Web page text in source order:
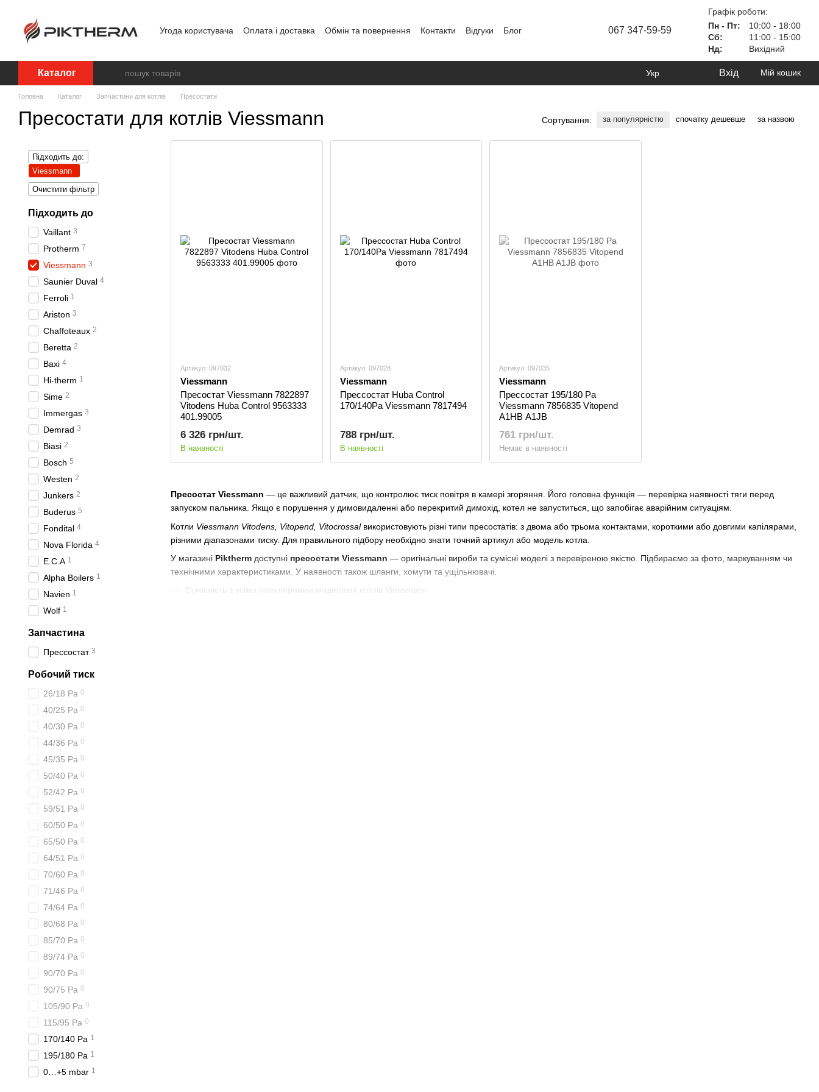
Угода користувача Оплата і доставка Обмін та повернення Контакти Відгуки
Блог
067 347-59-59
Графік роботи:
Пн - Пт:
10:00 - 18:00
Сб:
11:00 - 15:00
Нд:
Вихідний
Каталог Укр Вхід Мій кошик
Головна Каталог Запчастини для котлів Пресостати
Пресостати для котлів Viessmann Сортування: за популярністю спочатку дешевше за назвою
Пресостат Viessmann — це важливий датчик, що контролює тиск повітря в камері згоряння. Його головна функція — перевірка наявності тяги перед
запуском пальника. Якщо є порушення у димовидаленні або перекритий димохід, котел не запуститься, що запобігає аварійним ситуаціям.
Котли Viessmann Vitodens, Vitopend, Vitocrossalвикористовують різні типи пресостатів: з двома або трьома контактами, короткими або довгими капілярами,
різними діапазонами тиску. Для правильного підбору необхідно знати точний артикул або модель котла.
У магазині Piktherm доступні пресостати Viessmann — оригінальні вироби та сумісні моделі з перевіреною якістю. Підбираємо за фото, маркуванням чи
технічними характеристиками. У наявності також шланги, хомути та ущільнювачі.
Сумісність з усіма популярними моделями котлів Viessmann
Артикул: 097032
Viessmann
Пресостат Viessmann 7822897
Vitodens Huba Control 9563333
401.99005
6 326 грн/шт.
В наявності
Артикул: 097028
Viessmann
Пресcостат Huba Control
170/140Pa Viessmann 7817494
788 грн/шт.
В наявності
Артикул: 097035
Viessmann
Пресcостат 195/180 Pa
Viessmann 7856835 Vitopend
A1HB A1JB
761 грн/шт.
Немає в наявності
Підходить до:
Viessmann
Очистити фільтр
Підходить до
Vaillant 3
Protherm 7
Viessmann 3
Saunier Duval 4
Ferroli 1
Ariston 3
Сhaffoteaux 2
Beretta 2
Baxi 4
Hi-therm 1
Sime 2
Immergas 3
Demrad 3
Biasi 2
Bosch 5
Westen 2
Junkers 2
Buderus 5
Fondital 4
Nova Florida 4
E.C.A 1
Alpha Boilers 1
Navien 1
Wolf 1
Запчастина
Прессостат 3
Робочий тиск
26/18 Pa 0
40/25 Pa 0
40/30 Pa 0
44/36 Pa 0
45/35 Pa 0
50/40 Pa 0
52/42 Pa 0
59/51 Pa 0
60/50 Pa 0
65/50 Pa 0
64/51 Pa 0
70/60 Pa 0
71/46 Pa 0
74/64 Pa 0
80/68 Pa 0
85/70 Pa 0
89/74 Pa 0
90/70 Pa 0
90/75 Pa 0
105/90 Pa 0
115/95 Pa 0
170/140 Pa 1
195/180 Pa 1
0…+5 mbar 1